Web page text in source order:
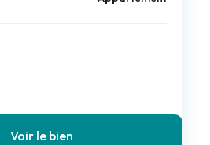
Voir le bien